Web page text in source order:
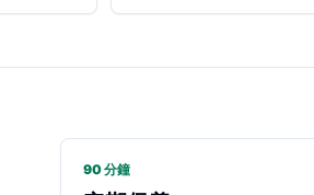
90 分鐘